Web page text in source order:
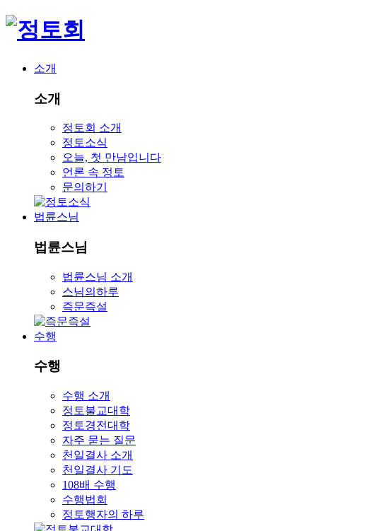
소개
소개
정토회 소개
정토소식
오늘, 첫 만남입니다
언론 속 정토
문의하기
법륜스님
법륜스님
법륜스님 소개
스님의하루
즉문즉설
수행
수행
수행 소개
정토불교대학
정토경전대학
자주 묻는 질문
천일결사 소개
천일결사 기도
108배 수행
수행법회
정토행자의 하루